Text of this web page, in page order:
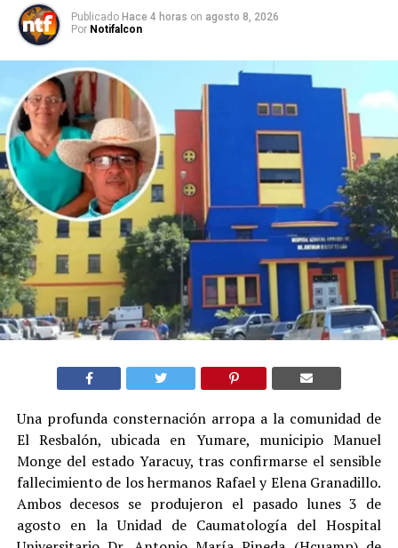
Publicado Hace 4 horas on agosto 8, 2026
Por Notifalcon
Una profunda consternación arropa a la comunidad de
El Resbalón, ubicada en Yumare, municipio Manuel
Monge del estado Yaracuy, tras confirmarse el sensible
fallecimiento de los hermanos Rafael y Elena Granadillo.
Ambos decesos se produjeron el pasado lunes 3 de
agosto en la Unidad de Caumatología del Hospital